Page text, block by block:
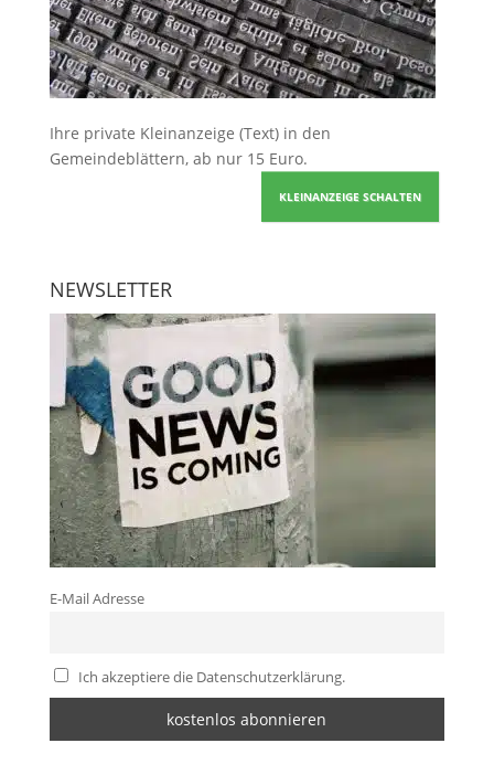
Ihre private Kleinanzeige (Text) in den
Gemeindeblättern, ab nur 15 Euro.
KLEINANZEIGE SCHALTEN
NEWSLETTER
E-Mail Adresse
Ich akzeptiere die Datenschutzerklärung.